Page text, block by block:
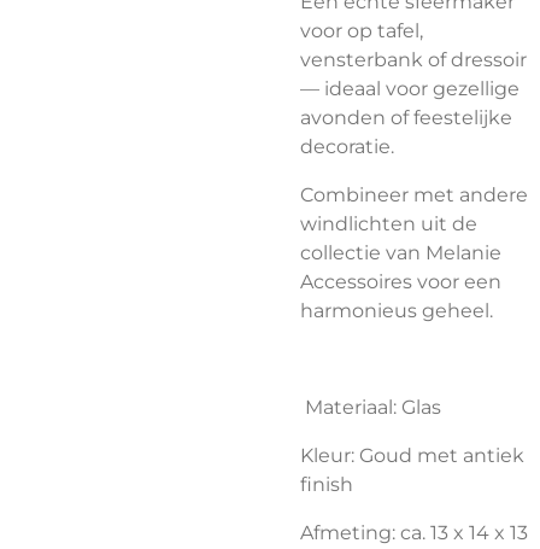
voor op tafel,
vensterbank of dressoir
— ideaal voor gezellige
avonden of feestelijke
decoratie.
Combineer met andere
windlichten uit de
collectie van Melanie
Accessoires voor een
harmonieus geheel.
Materiaal: Glas
Kleur: Goud met antiek
finish
Afmeting: ca. 13 x 14 x 13